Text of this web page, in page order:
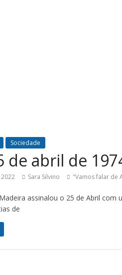
Sociedade
de abril de
Sara Silvino "Vamos falar de
assinalou o 25 de Abril com
de